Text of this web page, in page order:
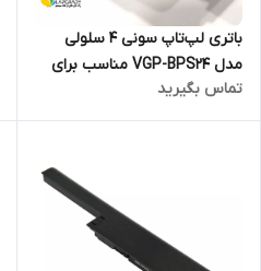
باتری لپ‌تاپ سونی 4 سلولی
مدل VGP-BPS24 مناسب برای
لپ‌تاپ SONY VAIO VPCSB
تماس بگیرید